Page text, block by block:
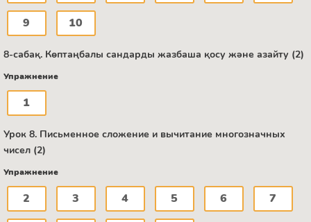
9 10
8-сабақ. Көптаңбалы сандарды жазбаша қосу және азайту (2)
Упражнение
1
Урок 8. Письменное сложение и вычитание многозначных
чисел (2)
Упражнение
2 3 4 5 6 7